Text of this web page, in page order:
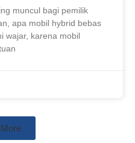
muncul bagi pemilik
apa mobil hybrid bebas
wajar, karena mobil